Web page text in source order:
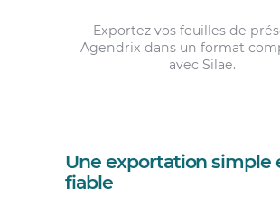
Exportez vos feuilles de
Agendrix dans un format
avec Silae.
Une exportation simple
fiable